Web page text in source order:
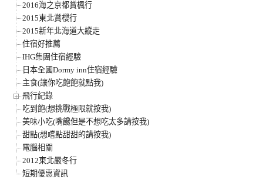
2016海之京都賞楓行
2015東北賞櫻行
2015新年北海道大縱走
住宿好推薦
IHG集團住宿經驗
日本全國Dormy inn住宿經驗
主食(讓你吃飽飽就點我)
飛行紀錄
吃到飽(想挑戰極限就按我)
美味小吃(嘴饞但是不想吃太多請按我)
甜點(想嚐點甜甜的請按我)
電腦相關
2012東北嚴冬行
短期優惠資訊